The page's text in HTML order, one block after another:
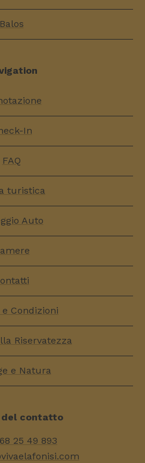
Balos
In
FAQ
turistica
Auto
Condizioni
Riservatezza
e Natura
del contatto
25 49 893